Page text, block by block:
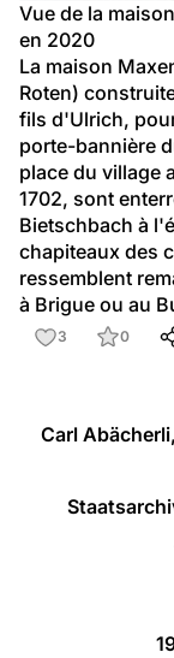
Vue de la
en 2020
La maison
Roten)
fils d'Ulrich,
porte-bannière
place du village
1702, sont
Bietschbach à
chapiteaux des
ressemblent
à Brigue ou au
3
0
Carl